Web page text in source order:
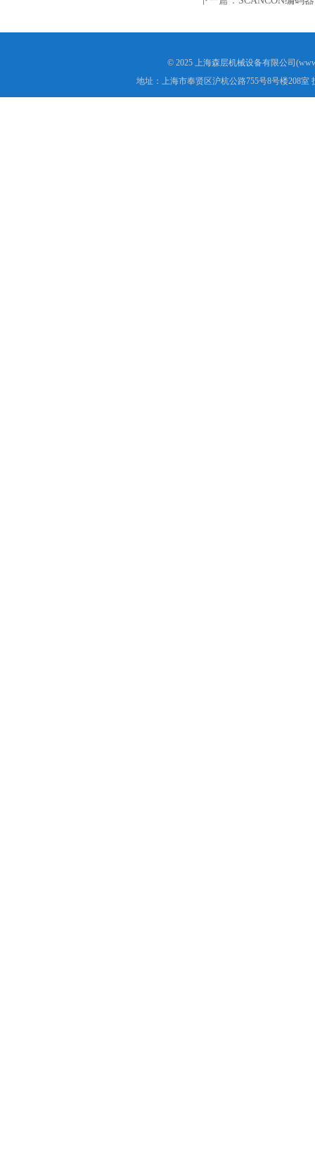
© 2025 上海森层机械设备有限公司
地址：上海市奉贤区沪杭公路755号8号楼208室